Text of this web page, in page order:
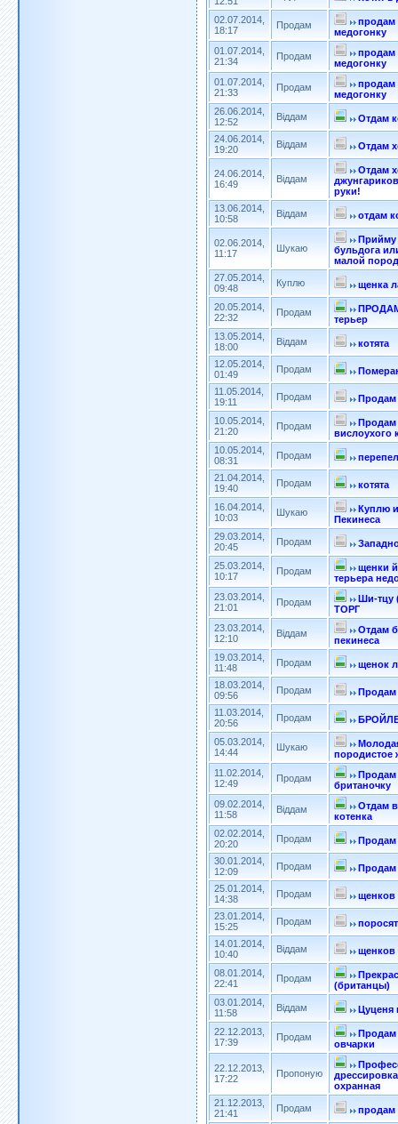
02.07.2014,
18:17
Продам
продам
медогонку
01.07.2014,
21:34
Продам
продам
медогонку
01.07.2014,
21:33
Продам
продам
медогонку
26.06.2014,
12:52
Віддам
Отдам
24.06.2014,
19:20
Віддам Отдам
24.06.2014,
16:49
Віддам
Отдам
руки!
13.06.2014,
10:58
Віддам отдам
02.06.2014,
11:17
Шукаю
Прийму
бульдога
малой
27.05.2014,
09:48
Куплю щенка
20.05.2014,
22:32
Продам
ПРОДАМ
терьер
13.05.2014,
18:00
Віддам
котята
12.05.2014,
01:49
Продам
11.05.2014,
19:11
Продам Продам
10.05.2014,
21:20
Продам
Продам
вислоухого
10.05.2014,
08:31
Продам
21.04.2014,
19:40
Продам котята
16.04.2014,
10:03
Шукаю
Куплю
Пекинеса
29.03.2014,
20:45
Продам
25.03.2014,
10:17
Продам
щенки
терьера
23.03.2014,
21:01
Продам
Ши-тцу
ТОРГ
23.03.2014,
12:10
Віддам
Отдам
пекинеса
19.03.2014,
11:48
Продам
щенок
18.03.2014,
09:56
Продам
Продам
11.03.2014,
20:56
Продам
05.03.2014,
14:44
Шукаю
породистое
11.02.2014,
12:49
Продам
Продам
британочку
09.02.2014,
11:58
Віддам
Отдам
котенка
02.02.2014,
20:20
Продам
Продам
30.01.2014,
12:09
Продам
Продам
25.01.2014,
14:38
Продам
щенков
23.01.2014,
15:25
Продам
поросят
14.01.2014,
10:40
Віддам щенков
08.01.2014,
22:41
Продам
(британцы)
03.01.2014,
11:58
Віддам Цуценя
22.12.2013,
17:39
Продам
Продам
овчарки
22.12.2013,
17:22
Пропоную
охранная
21.12.2013,
21:41
Продам
продам